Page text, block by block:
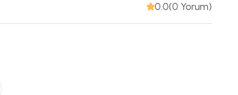
0.0(0 Yorum)